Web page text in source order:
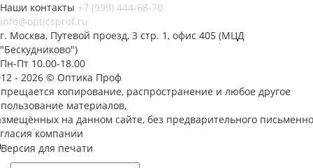
Наши контакты +7 (999) 444-68-70
info@opticsprof.ru
г. Москва, Путевой проезд, 3 стр. 1, офис 405 (МЦД
"Бескудниково")
Пн-Пт 10.00-18.00
- 2026 © Оптика Проф
копирование, распространение и любое другое
материалов,
на данном сайте, без предварительного
компании
Версия для печати